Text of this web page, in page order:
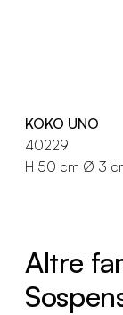
KOKO UNO
40229
H 50 cm Ø 3
Altre